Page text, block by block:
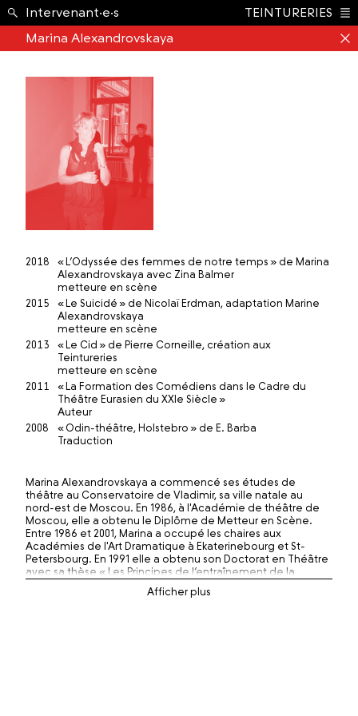
École ›
Intervenant·e·s
TEINTURERIES
Marina Alexandrovskaya
2018
« L’Odyssée des femmes de notre temps » de Marina
Alexandrovskaya avec Zina Balmer
metteure en scène
2015
« Le Suicidé » de Nicolaï Erdman, adaptation Marine
Alexandrovskaya
metteure en scène
2013
« Le Cid » de Pierre Corneille, création aux
Teintureries
metteure en scène
2011
« La Formation des Comédiens dans le Cadre du
Théâtre Eurasien du XXIe Siècle »
Auteur
2008
« Odin-théâtre, Holstebro » de E. Barba
Traduction
Marina Alexandrovskaya a commencé ses études de
théâtre au Conservatoire de Vladimir, sa ville natale au
nord-est de Moscou. En 1986, à l'Académie de théâtre de
Moscou, elle a obtenu le Diplôme de Metteur en Scène.
Entre 1986 et 2001, Marina a occupé les chaires aux
Académies de l'Art Dramatique à Ekaterinebourg et St-
Petersbourg. En 1991 elle a obtenu son Doctorat en Théâtre
avec sa thèse « Les Principes de l’entraînement de la
Psycho-physique du Comédien ».
Depuis 1999, Marina a donné la Master-Class « Training